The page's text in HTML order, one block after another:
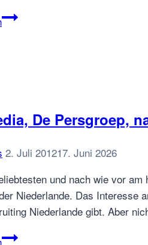
StepStone
betreut
De Persgroep,
2. Juli 201217. Juni 2026
und nach wie vor
Niederlande. Das Interesse
Niederlande gibt. Aber
VNU